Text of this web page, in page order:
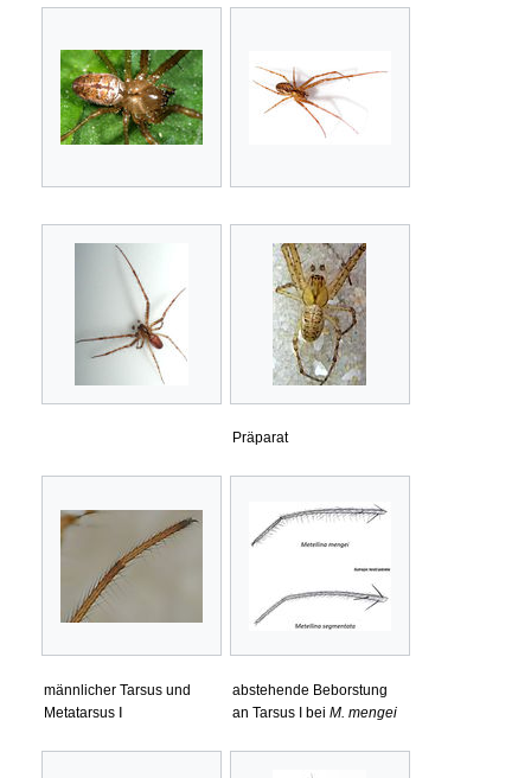
Präparat
männlicher Tarsus und
Metatarsus Ⅰ
abstehende Beborstung
an Tarsus I bei M. mengei